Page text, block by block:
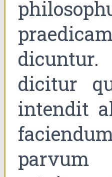
dicitur
intendit
parvum